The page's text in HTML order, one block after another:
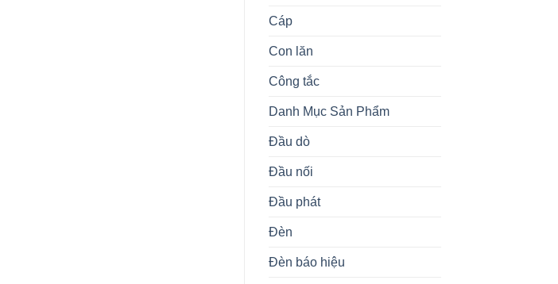
Cáp
Con lăn
Công tắc
Danh Mục Sản Phẩm
Đầu dò
Đầu nối
Đầu phát
Đèn
Đèn báo hiệu